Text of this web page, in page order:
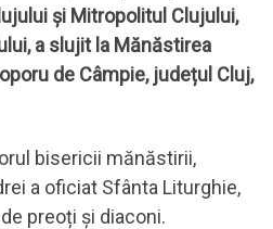
și Mitropolitul Clujului,
a slujit la Mănăstirea
de Câmpie, județul Cluj,
bisericii mănăstirii,
a oficiat Sfânta Liturghie,
preoți și diaconi.